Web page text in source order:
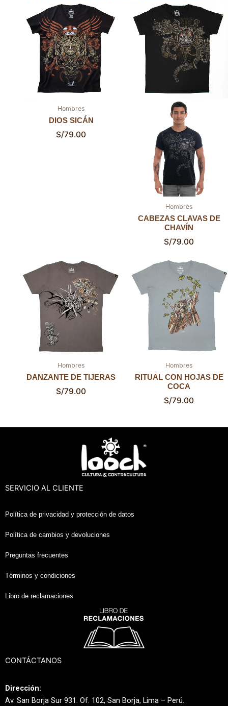
Hombres
DIOS SICÁN
S/79.00
Hombres
CABEZAS CLAVAS DE
CHAVÍN
S/79.00
Hombres
DANZANTE DE TIJERAS
S/79.00
Hombres
RITUAL CON HOJAS DE
COCA
S/79.00
SERVICIO AL CLIENTE
Política de privacidad y protección de datos
Política de cambios y devoluciones
Preguntas frecuentes
Términos y condiciones
Libro de reclamaciones
CONTÁCTANOS
Dirección:
Av. San Borja Sur 931. Of. 102, San Borja, Lima – Perú.